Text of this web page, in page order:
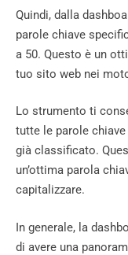
Quindi, dalla
parole chiave
a 50. Questo è un
tuo sito web nei
Lo strumento ti
tutte le parole
già classificato.
un’ottima parola
capitalizzare.
In generale, la
di avere una